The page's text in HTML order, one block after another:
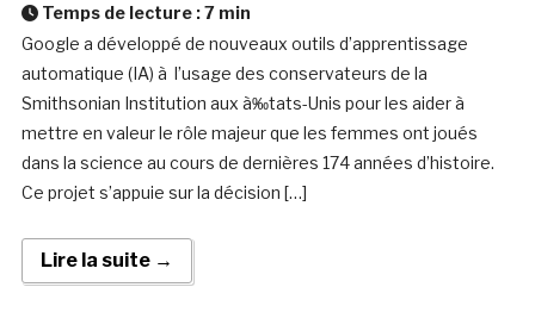
Temps de lecture :7 min
Google a développé de nouveaux outils d’apprentissage
automatique (IA) à l’usage des conservateurs de la
Smithsonian Institution aux à‰tats-Unis pour les aider à
mettre en valeur le rôle majeur que les femmes ont joués
dans la science au cours de dernières 174 années d’histoire.
Ce projet s’appuie sur la décision […]
Lire la suite →